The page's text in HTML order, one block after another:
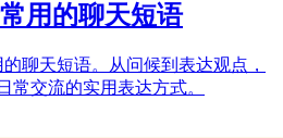
用的聊天短语
聊天短语。从问候到表达观点，
常交流的实用表达方式。